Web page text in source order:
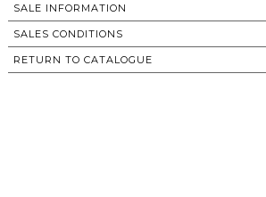
SALE INFORMATION
SALES CONDITIONS
RETURN TO CATALOGUE